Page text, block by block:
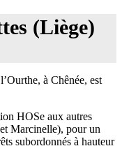
(Liège)
à Chênée, est
HOSe aux autres
Marcinelle), pour un
subordonnés à hauteur